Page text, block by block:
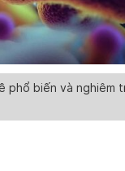
phổ biến và nghiêm